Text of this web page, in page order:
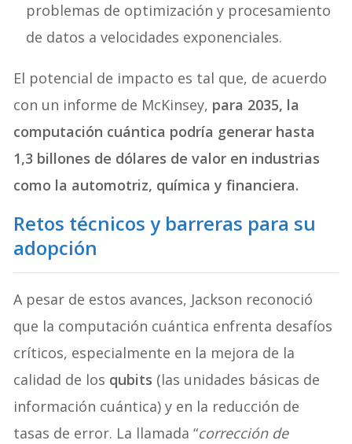
problemas de optimización y procesamiento
de datos a velocidades exponenciales.
El potencial de impacto es tal que, de acuerdo
con un informe de McKinsey, para 2035, la
computación cuántica podría generar hasta
1,3 billones de dólares de valor en industrias
como la automotriz, química y financiera.
Retos técnicos y barreras para su
adopción
A pesar de estos avances, Jackson reconoció
que la computación cuántica enfrenta desafíos
críticos, especialmente en la mejora de la
calidad de los qubits (las unidades básicas de
información cuántica) y en la reducción de
tasas de error. La llamada “corrección de